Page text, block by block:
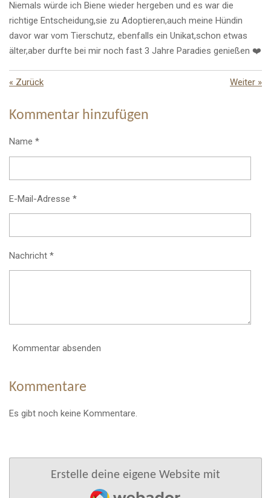
Niemals würde ich Biene wieder hergeben und es war die
richtige Entscheidung,sie zu Adoptieren,auch meine Hündin
davor war vom Tierschutz, ebenfalls ein Unikat,schon etwas
älter,aber durfte bei mir noch fast 3 Jahre Paradies genießen ❤️
« Zurück Weiter »
Kommentar hinzufügen
Name *
E-Mail-Adresse *
Nachricht *
Kommentar absenden
Kommentare
Es gibt noch keine Kommentare.
Erstelle deine eigene Website mit
Webador